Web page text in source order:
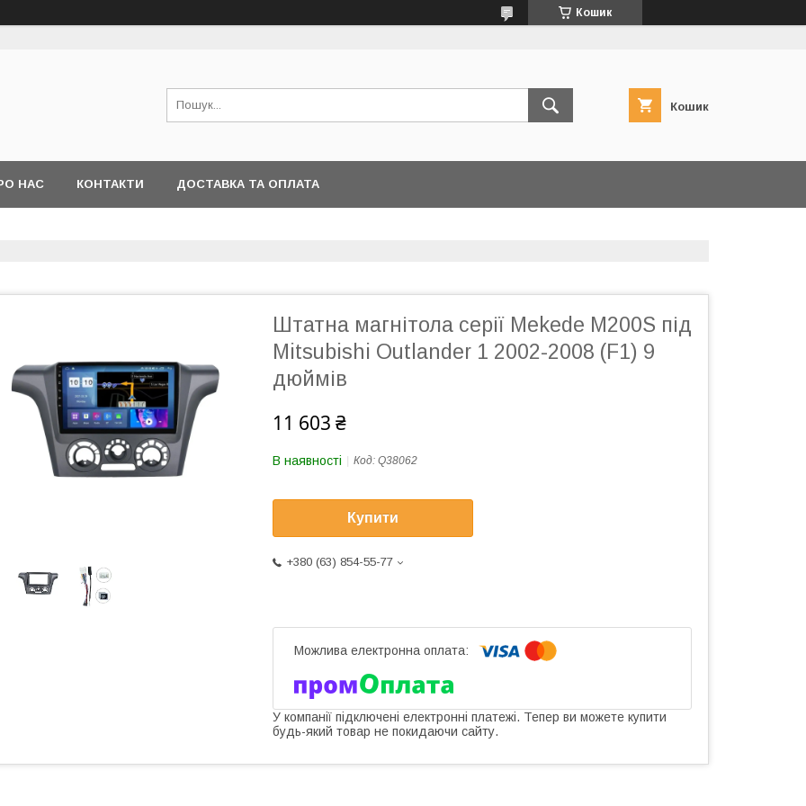
Кошик
Кошик
НАС КОНТАКТИ ДОСТАВКА ТА ОПЛАТА
Штатна магнітола серії Mekede M200S під
Mitsubishi Outlander 1 2002-2008 (F1) 9
дюймів
11 603 ₴
В наявності Код: Q38062
Купити
+380 (63) 854-55-77
У компанії підключені електронні платежі. Тепер ви можете купити
будь-який товар не покидаючи сайту.